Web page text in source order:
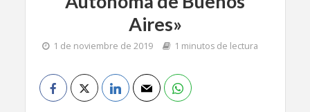
Aires»
1 de noviembre de 2019 1 minutos de lectura